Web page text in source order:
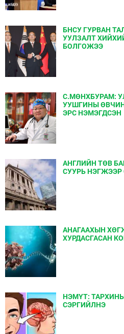
БНСУ ГУРВАН
УУЛЗАЛТ
БОЛГОЖЭЭ
С.МӨНХБУРАМ:
УУШГИНЫ
ЭРС НЭМЭГДСЭН
АНГЛИЙН ТӨВ
СУУРЬ
АНАГААХЫН
ХУРДАСГАСАН
НЭМҮТ:
СЭРГИЙЛНЭ